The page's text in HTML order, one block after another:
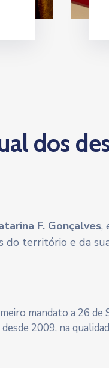
dos
F. Gonçalves,
do território e da
mandato a 26 de
2009, na